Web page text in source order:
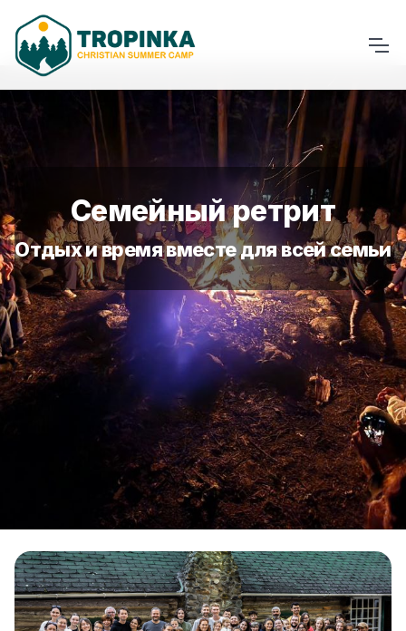
Семейный ретрит
Отдых и время вместе для всей семьи